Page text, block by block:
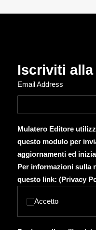
Iscriviti
Email Address
Mulatero Editore
questo modulo per
aggiornamenti ed
Per informazioni sulla
questo link: (Privacy
Accetto